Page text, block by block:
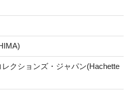
クションズ・ジャパン(Hachette